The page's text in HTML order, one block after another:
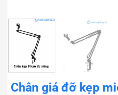
Chân giá đỡ kẹp